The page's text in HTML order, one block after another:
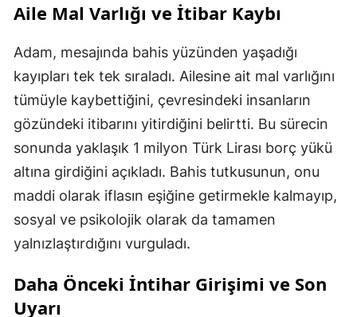
Aile Mal Varlığı ve İtibar Kaybı
Adam, mesajında bahis yüzünden yaşadığı
kayıpları tek tek sıraladı. Ailesine ait mal varlığını
tümüyle kaybettiğini, çevresindeki insanların
gözündeki itibarını yitirdiğini belirtti. Bu sürecin
sonunda yaklaşık 1 milyon Türk Lirası borç yükü
altına girdiğini açıkladı. Bahis tutkusunun, onu
maddi olarak iflasın eşiğine getirmekle kalmayıp,
sosyal ve psikolojik olarak da tamamen
yalnızlaştırdığını vurguladı.
Daha Önceki İntihar Girişimi ve Son
Uyarı